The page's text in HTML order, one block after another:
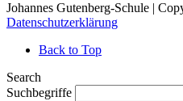
Johannes Gutenberg-Schule |
Datenschutzerklärung
Back to Top
Search
Suchbegriffe